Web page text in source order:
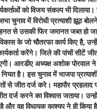
को विजय संकल्प भी दिलाया।
चुनाव में विरोधी प्रत्याशी झूठ
से उसकी फिर जमानत जब्त हो
के जो चौतरफा कार्य किए है,
करेंगे। जिले की पांचों सीटें
आरडीए अध्यक्ष अशोक पोरवाल
है। इस चुनाव में भाजपा
से जीत दर्ज करे। महापौर प्रहलाद
दर्ज करने का विश्वास जताया।
है और वह विधायक काश्यप ने ही